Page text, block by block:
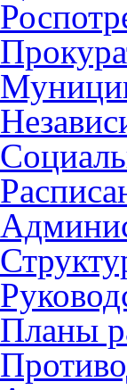
Планы